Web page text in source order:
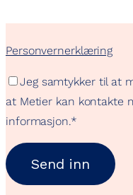
Personvernerklæring
Jeg samtykker til at
at Metier kan kontakte
informasjon.*